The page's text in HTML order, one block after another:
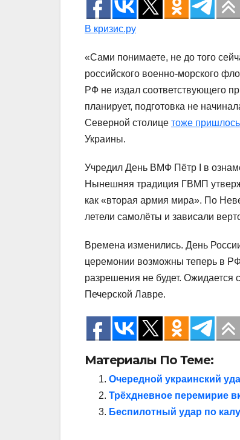
В кризис.ру
«Сами понимаете, не до того
российского военно-морского
РФ не издал соответствующего
планирует, подготовка не
Северной столице тоже пришлось
Украины.
Учредил День ВМФ Пётр I в
Нынешняя традиция ГВМП
как «вторая армия мира». По
летели самолёты и зависали
Времена изменились. День
церемонии возможны теперь в
разрешения не будет. Ожидается
Печерской Лавре.
Материалы По Теме:
Очередной украинский
Трёхдневное перемирие
Беспилотный удар по